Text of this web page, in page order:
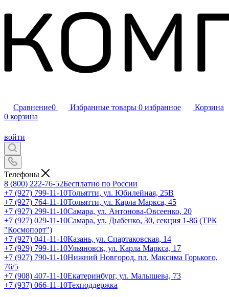
Сравнение0 Избранные товары 0 избранное
Корзина
0 корзина
войти
Телефоны
8 (800) 222-76-52Бесплатно по России
+7 (927) 799-11-10Тольятти, ул. Юбилейная, 25В
+7 (927) 764-11-10Тольятти, ул. Карла Маркса, 45
+7 (927) 299-11-10Самара, ул. Антонова-Овсеенко, 20
+7 (927) 029-11-10Самара, ул. Дыбенко, 30, секция 1-86 (ТРК
"Космопорт")
+7 (927) 041-11-10Казань, ул. Спартаковская, 14
+7 (929) 799-11-10Ульяновск, ул. Карла Маркса, 17
+7 (927) 790-11-10Нижний Новгород, пл. Максима Горького,
76/5
+7 (908) 407-11-10Екатеринбург, ул. Малышева, 73
+7 (937) 066-11-10Техподдержка